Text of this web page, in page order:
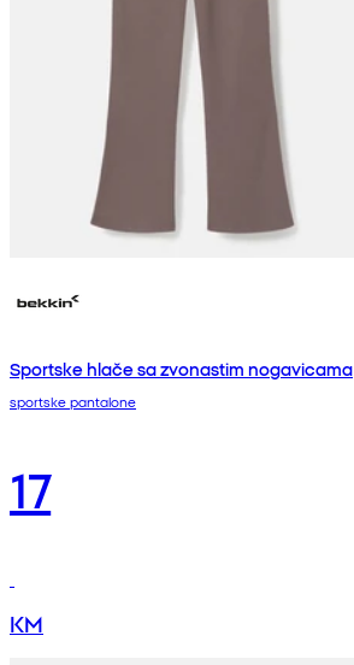
Sportske hlače sa zvonastim nogavicama
sportske pantalone
17
KM